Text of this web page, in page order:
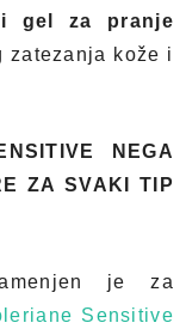
gel za pranje
zatezanja kože i
NEGA
ZA SVAKI TIP
je za
Sensitive